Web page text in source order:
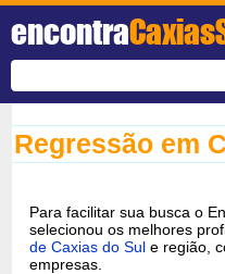
encontra
Regressão em
Para facilitar sua busca o
selecionou os melhores
de Caxias do Sul e região,
empresas.